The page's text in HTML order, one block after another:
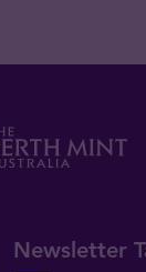
Newsletter